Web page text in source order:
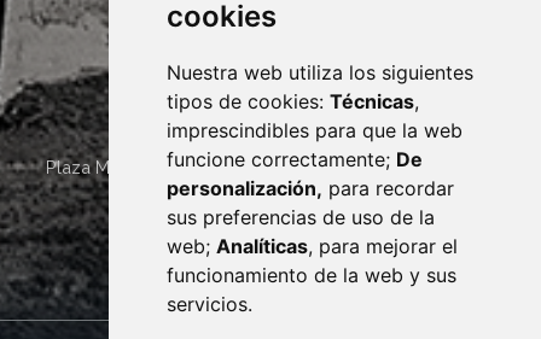
cookies
Nuestra web utiliza los siguientes
tipos de cookies: Técnicas,
imprescindibles para que la web
funcione correctamente; De
personalización, para recordar
sus preferencias de uso de la
web; Analíticas, para mejorar el
funcionamiento de la web y sus
servicios.
Plaza Mayor 4 22400 MONZÓN - ARAGÓN (ESPAÑA)
· (34) 974 400 700 ·
sac@monzon.es
monzon.es